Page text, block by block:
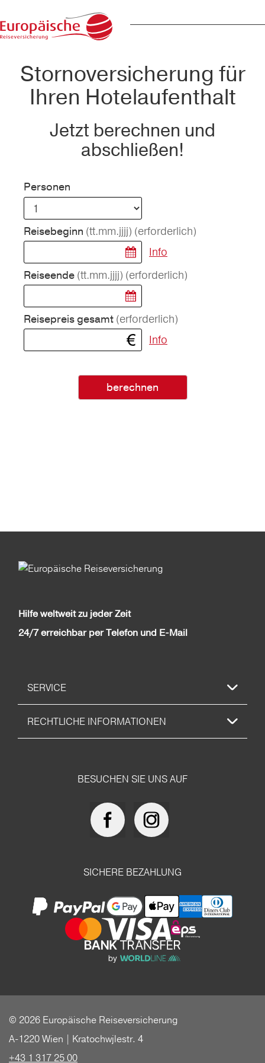
Stornoversicherung für
Ihren Hotelaufenthalt
Jetzt berechnen und
abschließen!
Personen
Reisebeginn (tt.mm.jjjj) (erforderlich)
Info
Reiseende (tt.mm.jjjj) (erforderlich)
Reisepreis gesamt (erforderlich)
Info
berechnen
Hilfe weltweit zu jeder Zeit
24/7 erreichbar per Telefon und E-Mail
SERVICE
RECHTLICHE INFORMATIONEN
BESUCHEN SIE UNS AUF
SICHERE BEZAHLUNG
© 2026 Europäische Reiseversicherung
A-1220 Wien | Kratochwjlestr. 4
+43 1 317 25 00